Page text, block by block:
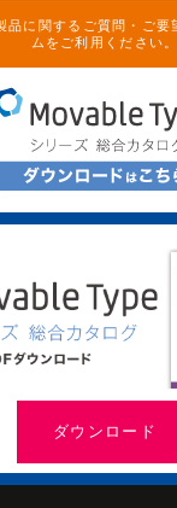
品に関するご質問・ご要
ムをご利用ください。
ダウンロード